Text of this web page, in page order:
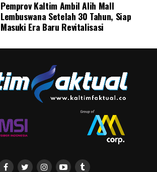
Pemprov Kaltim Ambil Alih Mall
Lembuswana Setelah 30 Tahun, Siap
Masuki Era Baru Revitalisasi